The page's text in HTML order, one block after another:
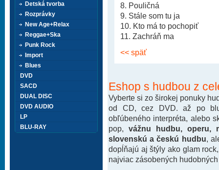
8. Pouličná
9. Stále som tu ja
10. Kto má to pochopiť
11. Zachráň ma
<< späť
Eshop s hudbou z
Vyberte si zo širokej ponuky
od CD, cez DVD. až po
obľúbeného interpréta, alebo
pop, vážnu hudbu, operu,
slovenskú a českú hudbu ,
dopĺňajú aj štýly ako glam
najviac zásobených
Detská tvorba
Rozprávky
New Age+Relax
Reggae+Ska
Punk Rock
Import
Blues
DVD
SACD
DUAL DISC
DVD AUDIO
LP
BLU-RAY